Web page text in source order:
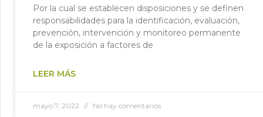
Por la cual se establecen disposiciones y se definen
responsabilidades para la identificación, evaluación,
prevención, intervención y monitoreo permanente
de la exposición a factores de
LEER MÁS
mayo 7, 2022 No hay comentarios